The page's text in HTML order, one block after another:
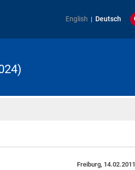
English Deutsch
Freiburg, 14.02.2011